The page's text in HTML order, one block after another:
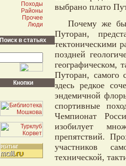
Походы
Районы
Прочее
Люди
Поиск в статьях
Кнопки
выбрано плато
Почему же
Путоран,
тектоническими
поздней
географическом,
Путоран, самого
здесь редкое
эндемичной
спортивные
Чемпионат
изобилует
препятствий.
участников
технической,